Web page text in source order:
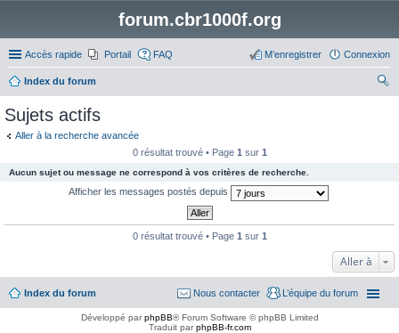
forum.cbr1000f.org
Accès rapide Portail FAQ Connexion
M’enregistrer
Index du forum
Sujets actifs
Aller à la recherche avancée
0 résultat trouvé • Page 1 sur 1
Aucun sujet ou message ne correspond à vos critères de recherche.
Afficher les messages postés depuis
0 résultat trouvé • Page 1 sur 1
Aller à
Index du forum L’équipe du forum
Nous contacter
Développé parphpBB® Forum Software © phpBB Limited
Traduit parphpBB-fr.com